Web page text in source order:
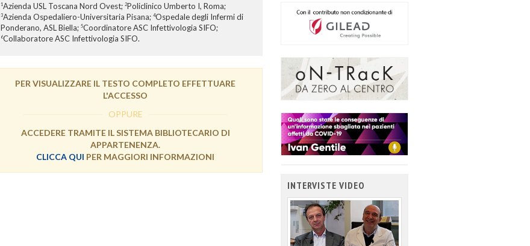
1Azienda USL Toscana Nord Ovest; 2Policlinico Umberto I, Roma;
3Azienda Ospedaliero-Universitaria Pisana; 4Ospedale degli Infermi di
Ponderano, ASL Biella; 5Coordinatore ASC Infettivologia SIFO;
6Collaboratore ASC Infettivologia SIFO.
PER VISUALIZZARE IL TESTO COMPLETO EFFETTUARE
L'ACCESSO
OPPURE
ACCEDERE TRAMITE IL SISTEMA BIBLIOTECARIO DI
APPARTENENZA.
CLICCA QUI PER MAGGIORI INFORMAZIONI
INTERVISTE VIDEO